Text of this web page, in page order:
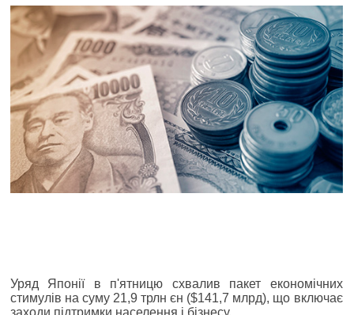
Уряд Японії в п'ятницю схвалив пакет економічних
стимулів на суму 21,9 трлн єн ($141,7 млрд), що включає
заходи підтримки населення і бізнесу.